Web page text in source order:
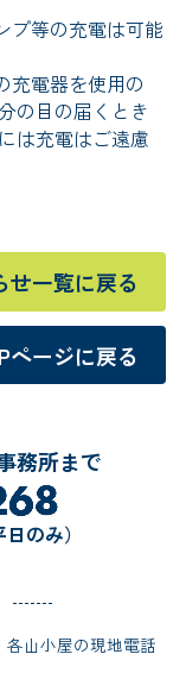
プ等の充電は可能
充電器を使用の
の目の届くとき
は充電はご遠慮
せ一覧に戻る
ページに戻る
務所まで
のみ）
山小屋の現地電話